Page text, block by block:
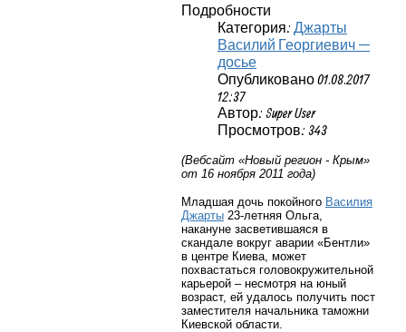
Подробности
Категория: Джарты
Василий Георгиевич —
досье
Опубликовано 01.08.2017
12:37
Автор: Super User
Просмотров: 343
(Вебсайт «Новый регион - Крым»
от 16 ноября 2011 года)
Младшая дочь покойного Василия
Джарты 23-летняя Ольга,
накануне засветившаяся в
скандале вокруг аварии «Бентли»
в центре Киева, может
похвастаться головокружительной
карьерой – несмотря на юный
возраст, ей удалось получить пост
заместителя начальника таможни
Киевской области.